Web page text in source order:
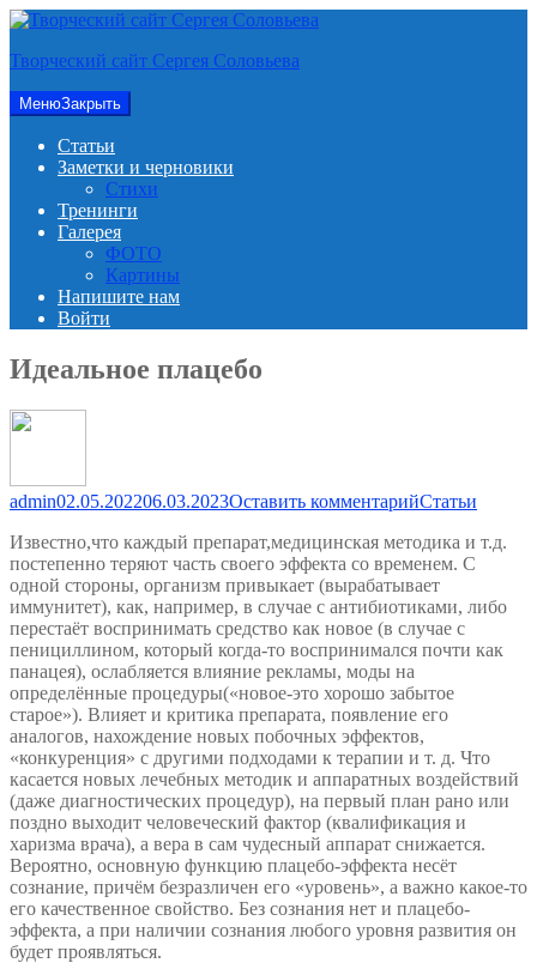
Перейти
содержимому
Творческий сайт Сергея Соловьева
МенюЗакрыть
Статьи
Заметки и черновики
Стихи
Тренинги
Галерея
ФОТО
Картины
Напишите нам
Войти
Идеальное плацебо
admin02.05.202206.03.2023Оставить комментарийдля
плацебо
Статьи
Известно,что каждый препарат,медицинская методика и т.д.
постепенно теряют часть своего эффекта со временем. С
одной стороны, организм привыкает (вырабатывает
иммунитет), как, например, в случае с антибиотиками, либо
перестаёт воспринимать средство как новое (в случае с
пенициллином, который когда-то воспринимался почти как
панацея), ослабляется влияние рекламы, моды на
определённые процедуры(«новое-это хорошо забытое
старое»). Влияет и критика препарата, появление его
аналогов, нахождение новых побочных эффектов,
«конкуренция» с другими подходами к терапии и т. д. Что
касается новых лечебных методик и аппаратных воздействий
(даже диагностических процедур), на первый план рано или
поздно выходит человеческий фактор (квалификация и
харизма врача), а вера в сам чудесный аппарат снижается.
Вероятно, основную функцию плацебо-эффекта несёт
сознание, причём безразличен его «уровень», а важно какое-то
его качественное свойство. Без сознания нет и плацебо-
эффекта, а при наличии сознания любого уровня развития он
будет проявляться.